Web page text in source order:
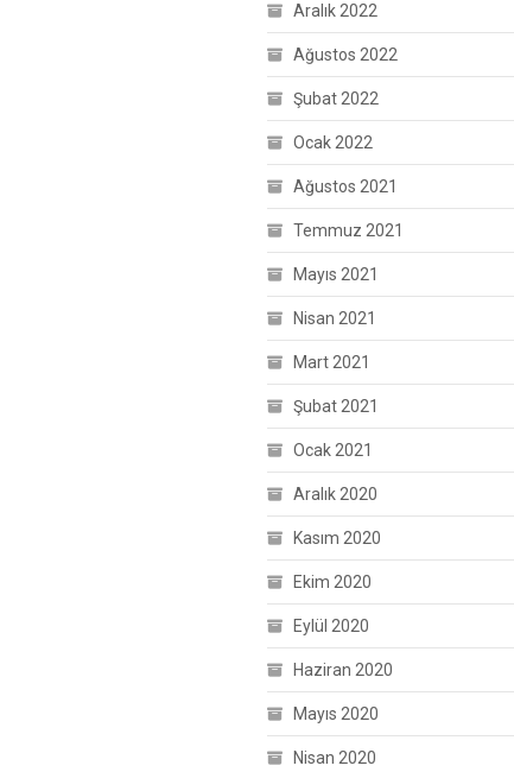
Aralık 2022
Ağustos 2022
Şubat 2022
Ocak 2022
Ağustos 2021
Temmuz 2021
Mayıs 2021
Nisan 2021
Mart 2021
Şubat 2021
Ocak 2021
Aralık 2020
Kasım 2020
Ekim 2020
Eylül 2020
Haziran 2020
Mayıs 2020
Nisan 2020